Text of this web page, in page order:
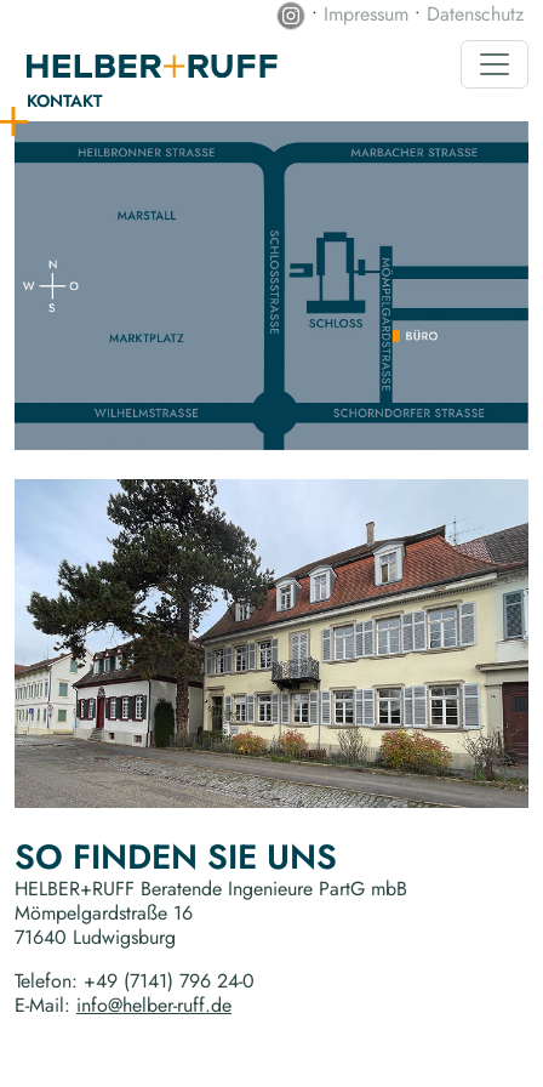
• Impressum • Datenschutz
KONTAKT
SO FINDEN SIE UNS
HELBER+RUFF Beratende Ingenieure PartG mbB
Mömpelgardstraße 16
71640 Ludwigsburg
Telefon: +49 (7141) 796 24-0
E-Mail: info@helber-ruff.de